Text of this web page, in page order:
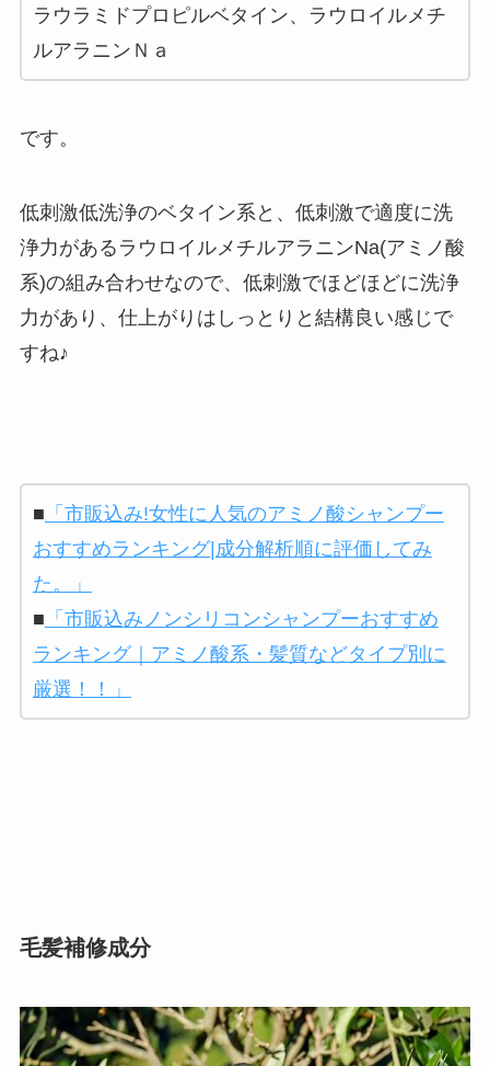
ラウラミドプロピルベタイン、ラウロイルメチ
ルアラニンＮａ
です。
低刺激低洗浄のベタイン系と、低刺激で適度に洗
浄力があるラウロイルメチルアラニンNa(アミノ酸
系)の組み合わせなので、低刺激でほどほどに洗浄
力があり、仕上がりはしっとりと結構良い感じで
すね♪
■ 「市販込み!女性に人気のアミノ酸シャンプー
おすすめランキング|成分解析順に評価してみ
た。」
■ 「市販込みノンシリコンシャンプーおすすめ
ランキング｜アミノ酸系・髪質などタイプ別に
厳選！！」
毛髪補修成分